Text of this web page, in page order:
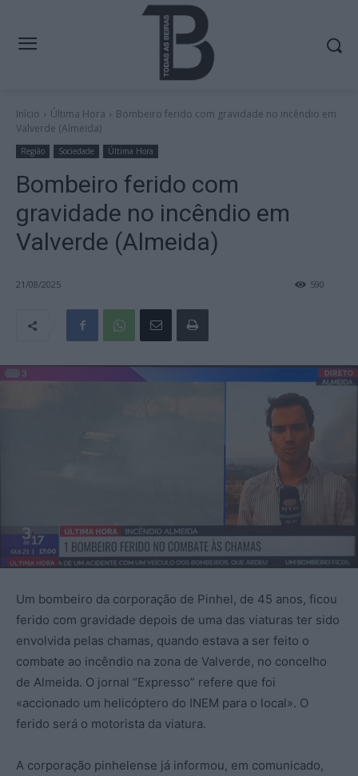
Início Última Hora
Bombeiro ferido com gravidade no incêndio em
Valverde (Almeida)
Região Sociedade Última Hora
Bombeiro ferido com
gravidade no incêndio em
Valverde (Almeida)
21/08/2025 590
Um bombeiro da corporação de Pinhel, de 45 anos, ficou
ferido com gravidade depois de uma das viaturas ter sido
envolvida pelas chamas, quando estava a ser feito o
combate ao incêndio na zona de Valverde, no concelho
de Almeida. O jornal “Expresso” refere que foi
«accionado um helicóptero do INEM para o local». O
ferido será o motorista da viatura.
A corporação pinhelense já informou, em comunicado,